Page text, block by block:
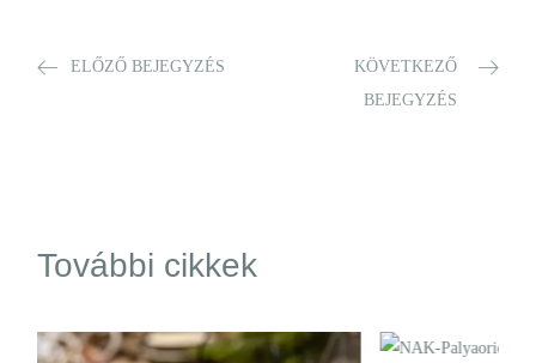
ELŐZŐ BEJEGYZÉS
KÖVETKEZŐ
BEJEGYZÉS
További cikkek